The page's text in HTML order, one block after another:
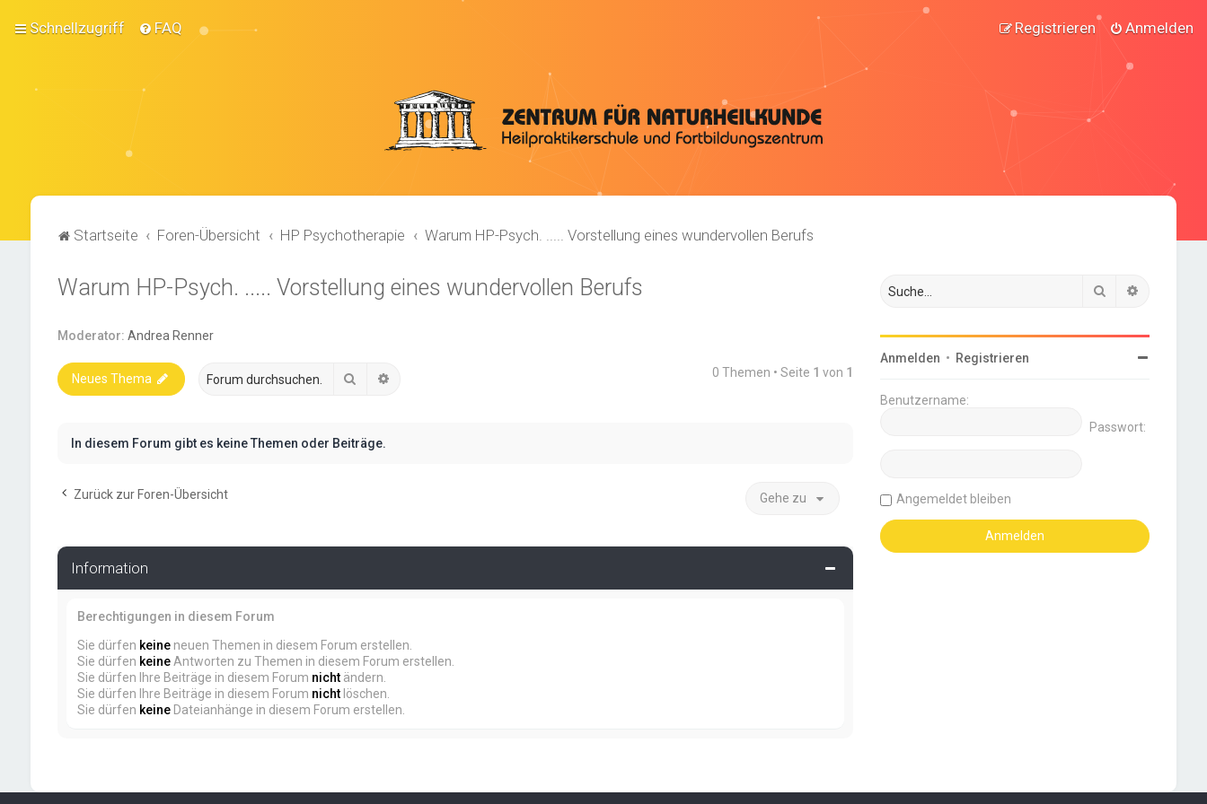
Schnellzugriff FAQ Anmelden
Registrieren
Startseite Foren-Übersicht HP Psychotherapie Warum HP-Psych. ..... Vorstellung eines wundervollen Berufs
Warum HP-Psych. ..... Vorstellung eines wundervollen Berufs
Moderator: Andrea Renner
Neues Thema Suche 0 Themen • Seite 1 von 1
In diesem Forum gibt es keine Themen oder Beiträge.
Zurück zur Foren-Übersicht Gehe zu
Information
Berechtigungen in diesem Forum
Sie dürfen keineneuen Themen in diesem Forum erstellen.
Sie dürfen keineAntworten zu Themen in diesem Forum erstellen.
Sie dürfen Ihre Beiträge in diesem Forum nichtändern.
Sie dürfen Ihre Beiträge in diesem Forum nichtlöschen.
Sie dürfen keineDateianhänge in diesem Forum erstellen.
Suche
Anmelden • Registrieren
Benutzername:
Passwort:
Angemeldet bleiben